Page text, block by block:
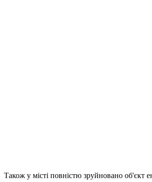
Також у місті повністю зруйновано об'єкт